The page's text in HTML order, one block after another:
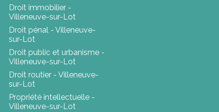
Droit immobilier -
Villeneuve-sur-Lot
Droit pénal - Villeneuve-
sur-Lot
Droit public et urbanisme -
Villeneuve-sur-Lot
Droit routier - Villeneuve-
sur-Lot
Propriété intellectuelle -
Villeneuve-sur-Lot